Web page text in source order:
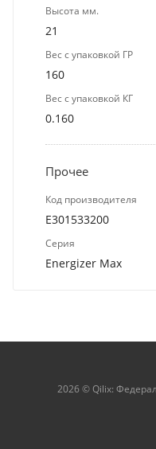
Высота мм.
21
Вес с упаковкой ГР
160
Вес с упаковкой КГ
0.160
Прочее
Код производителя
E301533200
Серия
Energizer Max
2026 © Qilix: